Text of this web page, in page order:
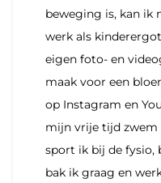
beweging is, kan ik
werk als
eigen foto- en
maak voor een
op Instagram en
mijn vrije tijd zwem
sport ik bij de fysio,
bak ik graag en